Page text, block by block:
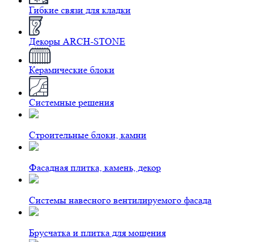
Гибкие связи для кладки
Декоры ARCH-STONE
Керамические блоки
Системные решения
Строительные блоки, камни
Фасадная плитка, камень, декор
Системы навесного вентилируемого фасада
Брусчатка и плитка для мощения